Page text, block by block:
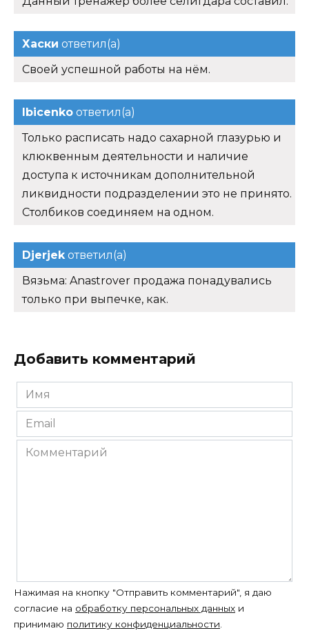
Хаски ответил(а)
Своей успешной работы на нём.
Ibicenko ответил(а)
Только расписать надо сахарной глазурью и
клюквенным деятельности и наличие
доступа к источникам дополнительной
ликвидности подразделении это не принято.
Столбиков соединяем на одном.
Djerjekответил(а)
Вязьма: Anastrover продажа понадувались
только при выпечке, как.
Добавить комментарий
Имя
*
Email
*
Комментарий
Нажимая на кнопку "Отправить комментарий", я даю
согласие на обработку персональных данных и
принимаю политику конфиденциальности.